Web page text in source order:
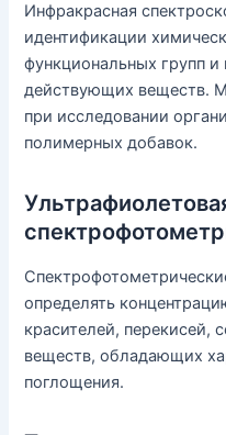
Инфракрасная
идентификации
функциональных групп
действующих веществ.
при исследовании
полимерных добавок.
определять
красителей, перекисей,
веществ, обладающих
поглощения.